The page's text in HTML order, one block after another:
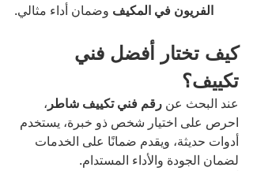
الفريون في المكيف وضمان أداء مثالي.
كيف تختار أفضل فني
تكييف؟
عند البحث عن رقم فني تكييف شاطر ،
احرص على اختيار شخص ذو خبرة، يستخدم
أدوات حديثة، ويقدم ضمانًا على الخدمات
لضمان الجودة والأداء المستدام.